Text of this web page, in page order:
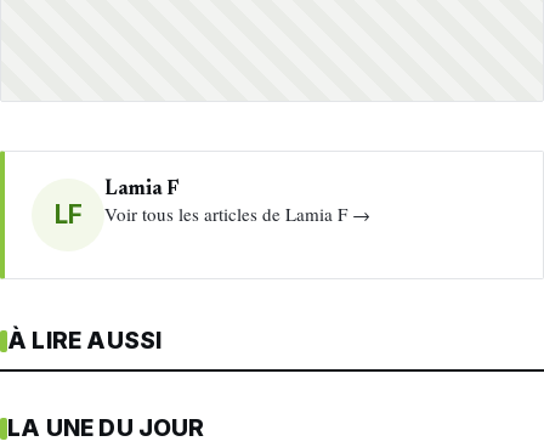
LF
Lamia F
Voir tous les articles de Lamia F →
À LIRE AUSSI
LA UNE DU JOUR